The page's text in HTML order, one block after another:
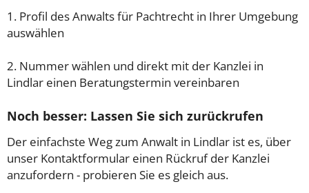
1. Profil des Anwalts für Pachtrecht in Ihrer Umgebung
auswählen
2. Nummer wählen und direkt mit der Kanzlei in
Lindlar einen Beratungstermin vereinbaren
Noch besser: Lassen Sie sich zurückrufen
Der einfachste Weg zum Anwalt in Lindlar ist es, über
unser Kontaktformular einen Rückruf der Kanzlei
anzufordern - probieren Sie es gleich aus.